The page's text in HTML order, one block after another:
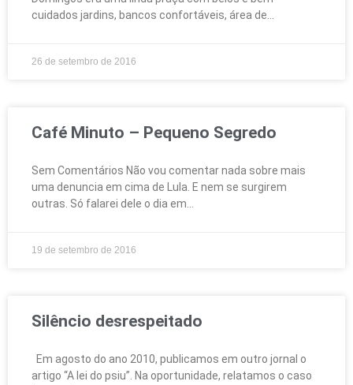
cuidados jardins, bancos confortáveis, área de
26 de setembro de 2016
Café Minuto – Pequeno Segredo
Sem Comentários Não vou comentar nada sobre mais
uma denuncia em cima de Lula. E nem se surgirem
outras. Só falarei dele o dia em
19 de setembro de 2016
Silêncio desrespeitado
Em agosto do ano 2010, publicamos em outro jornal o
artigo “A lei do psiu”. Na oportunidade, relatamos o caso